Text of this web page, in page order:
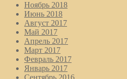
Ноябрь 2018
Июнь 2018
Август 2017
Май 2017
Апрель 2017
Март 2017
Февраль 2017
Январь 2017